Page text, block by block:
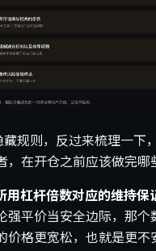
规则，反过来梳理一下
，在开仓之前应该做完哪
用杠杆倍数对应的维持保
强平价当安全边际，那个
价格更宽松，也就是更不